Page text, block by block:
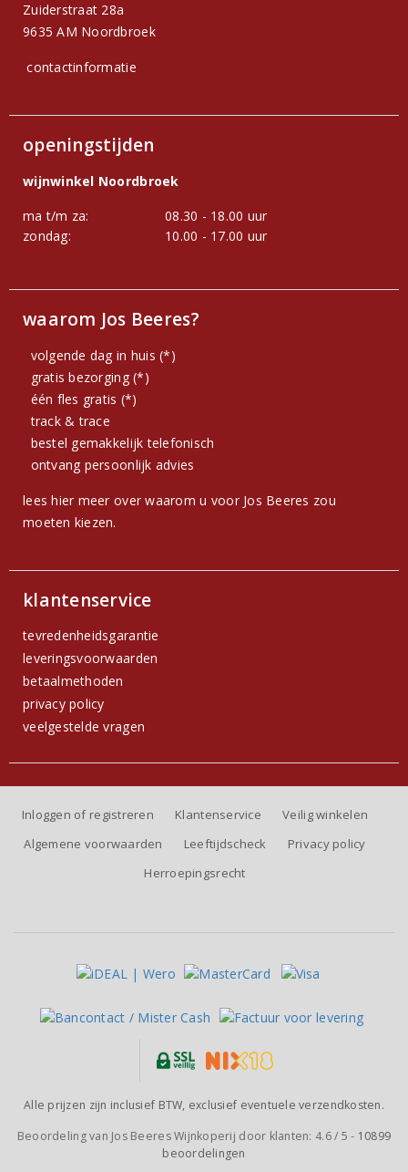
Zuiderstraat 28a
9635 AM Noordbroek
contactinformatie
openingstijden
wijnwinkel Noordbroek
ma t/m za:
08.30 - 18.00 uur
zondag:
10.00 - 17.00 uur
waarom Jos Beeres?
volgende dag in huis (*)
gratis bezorging (*)
één fles gratis (*)
track & trace
bestel gemakkelijk telefonisch
ontvang persoonlijk advies
lees hier meer over waarom u voor Jos Beeres zou
moeten kiezen.
klantenservice
tevredenheidsgarantie
leveringsvoorwaarden
betaalmethoden
privacy policy
veelgestelde vragen
Inloggen of registreren Klantenservice
Veilig winkelen
Algemene voorwaarden
Leeftijdscheck
Privacy policy
Herroepingsrecht
Alle prijzen zijn inclusief BTW, exclusief eventuele verzendkosten.
Beoordeling van Jos Beeres Wijnkoperij door klanten: 4.6/ 5 - 10899
beoordelingen